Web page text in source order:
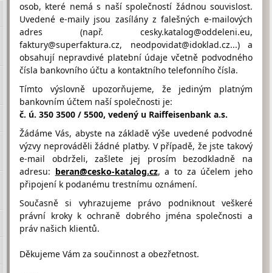
vedeni@autocerveny.cz
Hodnocení firmy AUTO ČERVENÝ
od návštěvníků
Firma doposud nasbírala:
0 Bodů
1 Bod 2 Body 3 Body
Umístění AUTO ČERVENÝ na Google maps
osob, které nemá s naší společností žádnou souvislost.
Uvedené e-maily jsou zasílány z falešných e-mailových
adres (např. cesky.katalog@oddeleni.eu,
faktury@superfaktura.cz, neodpovidat@idoklad.cz...) a
obsahují nepravdivé platební údaje včetně podvodného
čísla bankovního účtu a kontaktního telefonního čísla.
Tímto výslovně upozorňujeme, že jediným platným
bankovním účtem naší společnosti je:
č. ú. 350 3500 / 5500, vedený u Raiffeisenbank a.s.
Žádáme Vás, abyste na základě výše uvedené podvodné
výzvy neprováděli žádné platby. V případě, že jste takový
e-mail obdrželi, zašlete jej prosím bezodkladně na
adresu: beran@cesko-katalog.cz, a to za účelem jeho
připojení k podanému trestnímu oznámení.
Současně si vyhrazujeme právo podniknout veškeré
právní kroky k ochraně dobrého jména společnosti a
práv našich klientů.
Děkujeme Vám za součinnost a obezřetnost.